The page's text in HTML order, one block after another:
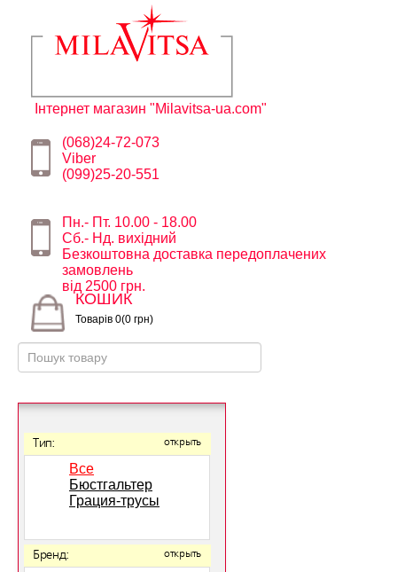
Інтернет магазин "Milavitsa-ua.com"
(068)24-72-073
Viber
(099)25-20-551
Пн.- Пт. 10.00 - 18.00
Сб.- Нд. вихідний
Безкоштовна доставка передоплачених
замовлень
від 2500 грн.
КОШИК
Товарів 0(0 грн)
Тип: открыть
Все
Бюстгальтер
Грация-трусы
Бренд: открыть